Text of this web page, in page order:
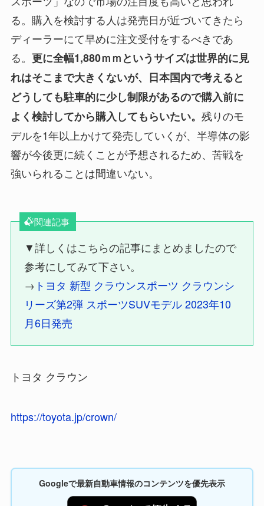
る。購入を検討する人は発売日が近づいてきたら
ディーラーにて早めに注文受付をするべきであ
る。 更に全幅1,880ｍｍというサイズは世界的に見
れはそこまで大きくないが、日本国内で考えると
どうしても駐車的に少し制限があるので購入前に
よく検討してから購入してもらいたい。 残りのモ
デルを1年以上かけて発売していくが、半導体の影
響が今後更に続くことが予想されるため、苦戦を
強いられることは間違いない。
関連記事
▼詳しくはこちらの記事にまとめましたので
参考にしてみて下さい。
→ トヨタ 新型 クラウンスポーツ クラウンシ
リーズ第2弾 スポーツSUVモデル 2023年10
月6日発売
トヨタ クラウン
https://toyota.jp/crown/
Googleで最新自動車情報のコンテンツを優先表示